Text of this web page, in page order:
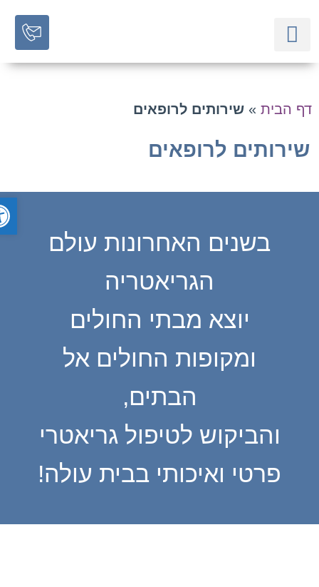
הבית»שירותים לרופאים
שירותים לרופאים
בשנים האחרונות עולם
הגריאטריה
יוצא מבתי החולים
ומקופות החולים אל
הבתים,
והביקוש לטיפול גריאטרי
פרטי ואיכותי בבית עולה!